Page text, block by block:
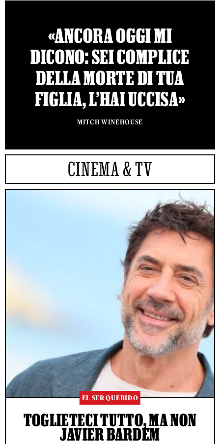
«ANCORA OGGI MI
DICONO: SEI COMPLICE
DELLA MORTE DI TUA
FIGLIA, L’HAI UCCISA»
MITCH WINEHOUSE
CINEMA & TV
EL SER QUERIDO
TOGLIETECI TUTTO, MA NON
JAVIER BARDEM